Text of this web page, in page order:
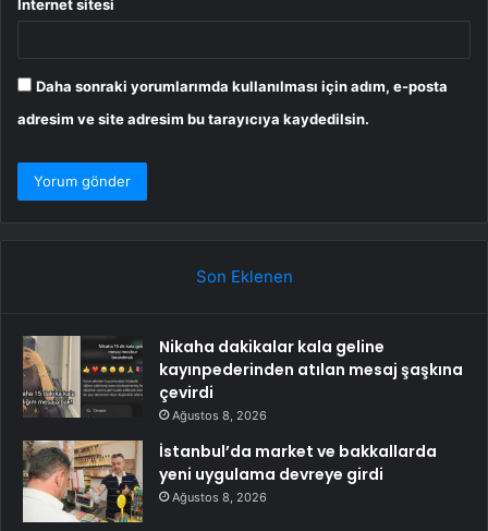
İnternet sitesi
Daha sonraki yorumlarımda kullanılması için adım, e-posta
adresim ve site adresim bu tarayıcıya kaydedilsin.
Son Eklenen
Nikaha dakikalar kala geline
kayınpederinden atılan mesaj şaşkına
çevirdi
Ağustos 8, 2026
İstanbul’da market ve bakkallarda
yeni uygulama devreye girdi
Ağustos 8, 2026